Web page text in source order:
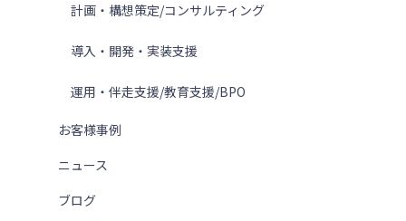
計画・構想策定/コンサルティング
導入・開発・実装支援
運用・伴走支援/教育支援/BPO
お客様事例
ニュース
ブログ